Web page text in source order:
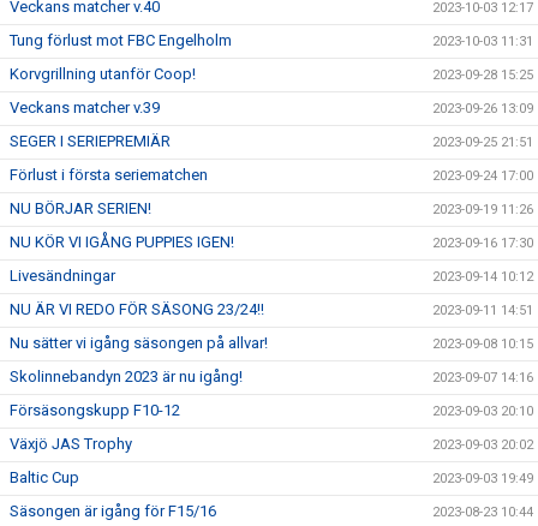
Veckans matcher v.40 2023-10-03 12:17
Tung förlust mot FBC Engelholm 2023-10-03 11:31
Korvgrillning utanför Coop! 2023-09-28 15:25
Veckans matcher v.39 2023-09-26 13:09
SEGER I SERIEPREMIÄR 2023-09-25 21:51
Förlust i första seriematchen 2023-09-24 17:00
NU BÖRJAR SERIEN! 2023-09-19 11:26
NU KÖR VI IGÅNG PUPPIES IGEN! 2023-09-16 17:30
Livesändningar 2023-09-14 10:12
NU ÄR VI REDO FÖR SÄSONG 23/24!! 2023-09-11 14:51
Nu sätter vi igång säsongen på allvar! 2023-09-08 10:15
Skolinnebandyn 2023 är nu igång! 2023-09-07 14:16
Försäsongskupp F10-12 2023-09-03 20:10
Växjö JAS Trophy 2023-09-03 20:02
Baltic Cup 2023-09-03 19:49
Säsongen är igång för F15/16 2023-08-23 10:44